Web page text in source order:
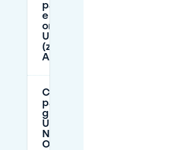
pagamento
e le tariffe
orarie a
Utrecht
(zone A1,
A2, BC)?
C’è
parcheggio
gratuito a
Utrecht
Noord-
Oost?